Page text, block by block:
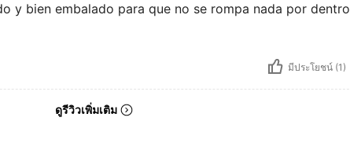
y bien embalado para que no se rompa nada por dentro
มีประโยชน์ (1)
ดูรีวิวเพิ่มเติม